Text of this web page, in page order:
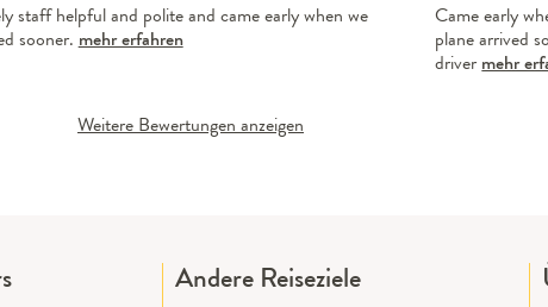
staff helpful and polite and came early when we
sooner. mehr erfahren
Came early
plane arrived
driver mehr
Weitere Bewertungen anzeigen
Andere Reiseziele